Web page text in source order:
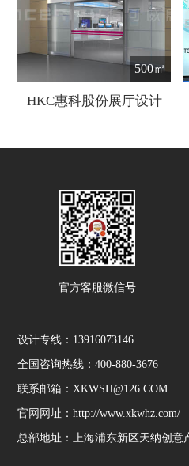
500㎡
HKC惠科股份展厅设计
官方客服微信号
设计专线：13916073146
全国咨询热线：400-880-3676
联系邮箱：XKWSH@126.COM
官网网址：http://www.xkwhz.com/
总部地址：上海浦东新区天纳创意